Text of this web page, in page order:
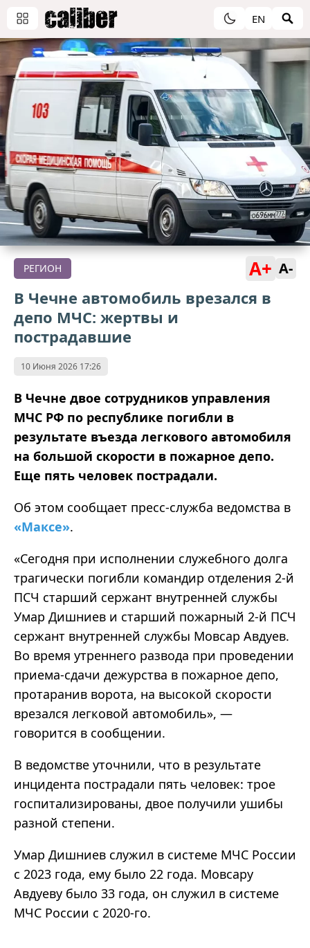
EN
РЕГИОН A+ A-
В Чечне автомобиль врезался в
депо МЧС: жертвы и
пострадавшие
10 Июня 2026 17:26
В Чечне двое сотрудников управления
МЧС РФ по республике погибли в
результате въезда легкового автомобиля
на большой скорости в пожарное депо.
Еще пять человек пострадали.
Об этом сообщает пресс-служба ведомства в
«Максе».
«Сегодня при исполнении служебного долга
трагически погибли командир отделения 2-й
ПСЧ старший сержант внутренней службы
Умар Дишниев и старший пожарный 2-й ПСЧ
сержант внутренней службы Мовсар Авдуев.
Во время утреннего развода при проведении
приема-сдачи дежурства в пожарное депо,
протаранив ворота, на высокой скорости
врезался легковой автомобиль», —
говорится в сообщении.
В ведомстве уточнили, что в результате
инцидента пострадали пять человек: трое
госпитализированы, двое получили ушибы
разной степени.
Умар Дишниев служил в системе МЧС России
с 2023 года, ему было 22 года. Мовсару
Авдуеву было 33 года, он служил в системе
МЧС России с 2020-го.